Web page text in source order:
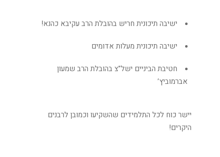
ישיבה תיכונית חריש בהובלת הרב עקיבא כהנא!
ישיבה תיכונית מעלות אדומים
חטיבת הביניים ישל”צ בהובלת הרב שמעון
אברמוביץ’
יישר כוח לכל התלמידים שהשקיעו וכמובן לרבנים
היקרים!